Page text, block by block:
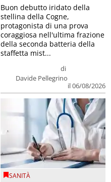
di
Davide Pellegrino
il 06/08/2026
Buon debutto iridato della
stellina della Cogne,
protagonista di una prova
coraggiosa nell'ultima frazione
della seconda batteria della
staffetta mist...
SANITÀ